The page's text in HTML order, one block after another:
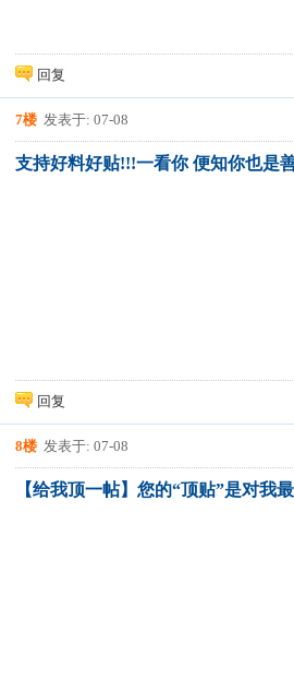
回复
7楼 发表于: 07-08
支持好料好贴!!!一看你 便知你也是
回复
8楼 发表于: 07-08
【给我顶一帖】您的“顶贴”是对我